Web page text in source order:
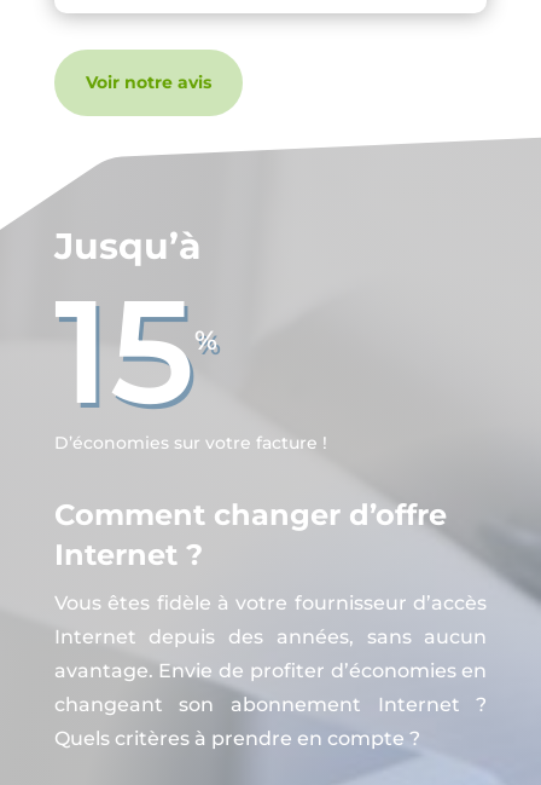
Voir notre avis
Jusqu’à
15%
D’économies sur votre facture !
Comment changer d’offre
Internet ?
Vous êtes fidèle à votre fournisseur d’accès
Internet depuis des années, sans aucun
avantage. Envie de profiter d’économies en
changeant son abonnement Internet ?
Quels critères à prendre en compte ?